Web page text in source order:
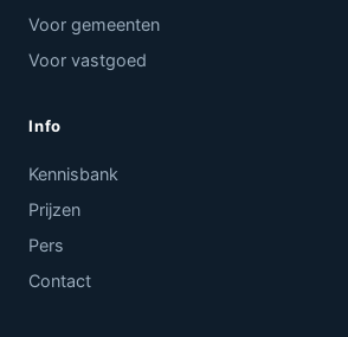
Voor gemeenten
Voor vastgoed
Info
Kennisbank
Prijzen
Pers
Contact